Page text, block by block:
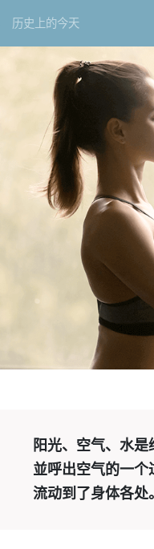
历史上的今天
阳光、空气、水是
並呼出空气的一
流动到了身体各处。